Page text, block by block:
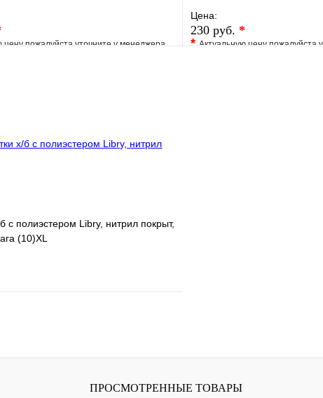
цену пожалуйста уточните у менеджера
Цена:
230 руб. *
*Актуальную цену пожалуйста
с полиэстером Libry, нитрил покрыт,
(10)XL
ПРОСМОТРЕННЫЕ ТОВАРЫ